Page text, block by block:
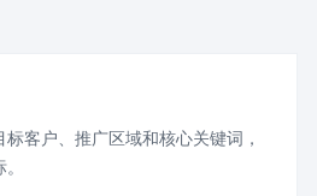
客户、推广区域和核心关键词，